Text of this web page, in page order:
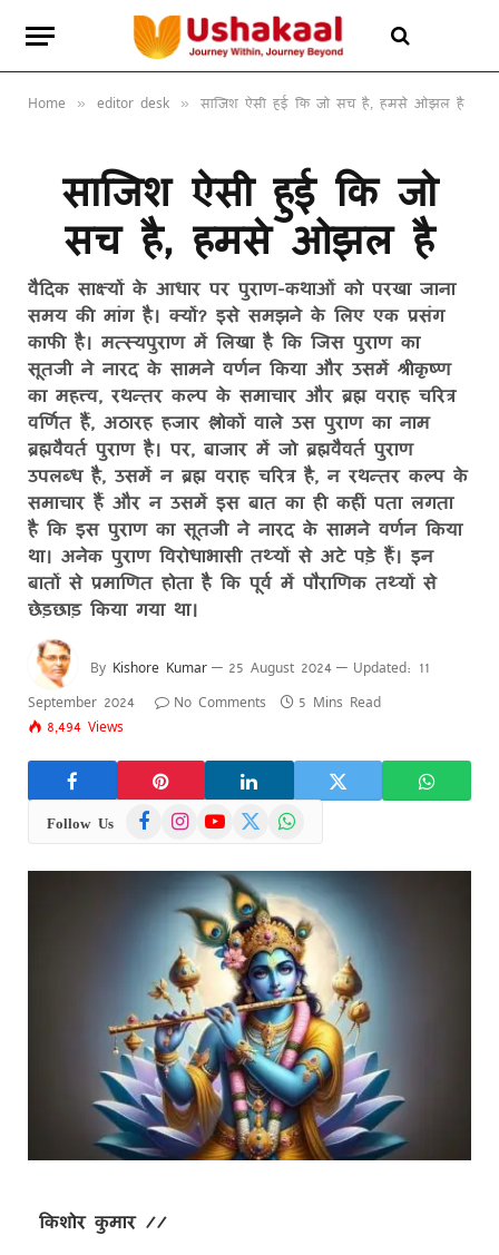
Home » editor desk » साजिश ऐसी हुई कि जो सच है, हमसे ओझल है
साजिश ऐसी हुई कि जो
सच है, हमसे ओझल है
वैदिक साक्ष्यों के आधार पर पुराण-कथाओं को परखा जाना
समय की मांग है। क्यों? इसे समझने के लिए एक प्रसंग
काफी है। मत्स्यपुराण में लिखा है कि जिस पुराण का
सूतजी ने नारद के सामने वर्णन किया और उसमें श्रीकृष्ण
का महत्त्व, रथन्तर कल्प के समाचार और ब्रह्म वराह चरित्र
वर्णित हैं, अठारह हजार श्लोकों वाले उस पुराण का नाम
ब्रह्मवैवर्त पुराण है। पर, बाजार में जो ब्रह्मवैवर्त पुराण
उपलब्ध है, उसमें न ब्रह्म वराह चरित्र है, न रथन्तर कल्प के
समाचार हैं और न उसमें इस बात का ही कहीं पता लगता
है कि इस पुराण का सूतजी ने नारद के सामने वर्णन किया
था। अनेक पुराण विरोधाभासी तथ्यों से अटे पड़े हैं। इन
बातों से प्रमाणित होता है कि पूर्व में पौराणिक तथ्यों से
छेड़छाड़ किया गया था।
By Kishore Kumar 25 August 2024 Updated: 11
September 2024
No Comments
5 Mins Read
8,494 Views
Follow Us FacebookInstagramYouTube
X
(Twitter)
WhatsApp
किशोर कुमार //